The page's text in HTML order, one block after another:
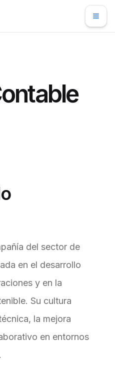
del sector de
en el desarrollo
y en la
Su cultura
la mejora
en entornos